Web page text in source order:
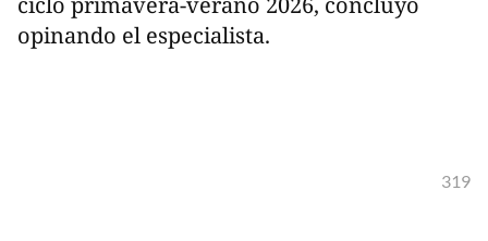
opinando el especialista.
319